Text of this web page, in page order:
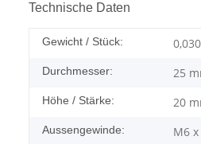
Technische Daten
Gewicht / Stück: 0,030
Durchmesser: 25
Höhe / Stärke: 20
Aussengewinde: M6